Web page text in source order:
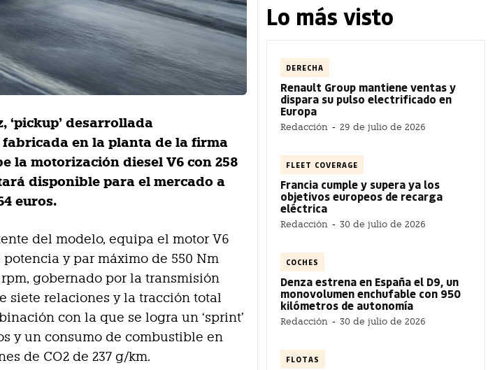
‘pickup’ desarrollada
en la planta de la firma
la motorización diesel V6 con 258
disponible para el mercado a
euros.
del modelo, equipa el motor V6
y par máximo de 550 Nm
gobernado por la transmisión
siete relaciones y la tracción total
con la que se logra un ‘sprint’
y un consumo de combustible en
de CO2 de 237 g/km.
Lo más visto
DERECHA
Renault Group mantiene ventas y
dispara su pulso electrificado en
Europa
Redacción - 29 de julio de 2026
FLEET COVERAGE
Francia cumple y supera ya los
objetivos europeos de recarga
eléctrica
Redacción - 30 de julio de 2026
COCHES
Denza estrena en España el D9, un
monovolumen enchufable con 950
kilómetros de autonomía
Redacción - 30 de julio de 2026
FLOTAS